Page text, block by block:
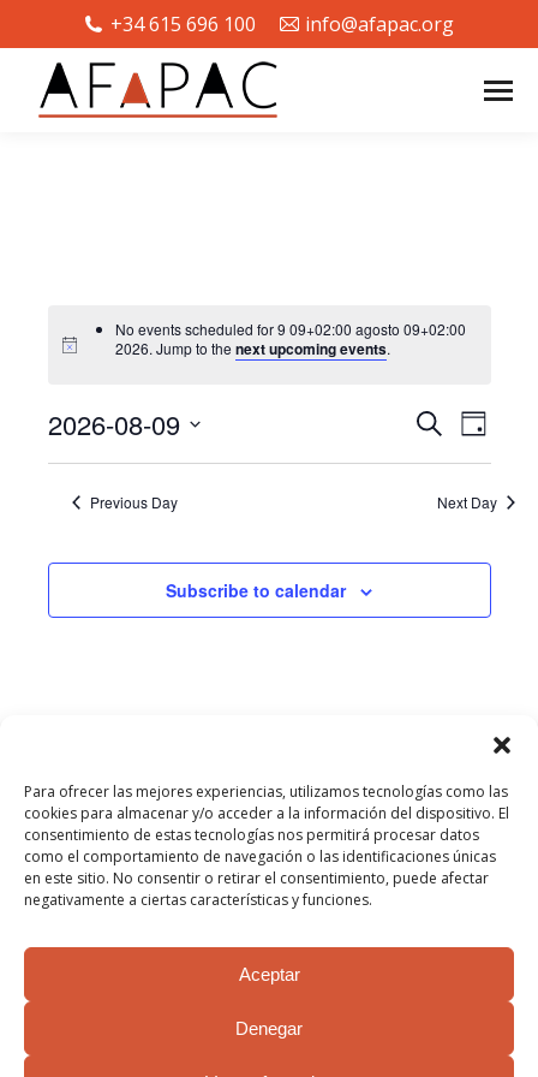
Para ofrecer las mejores experiencias, utilizamos tecnologías como las
cookies para almacenar y/o acceder a la información del dispositivo. El
consentimiento de estas tecnologías nos permitirá procesar datos
como el comportamiento de navegación o las identificaciones únicas
en este sitio. No consentir o retirar el consentimiento, puede afectar
negativamente a ciertas características y funciones.
Aceptar
Denegar
+34 615 696 100 info@afapac.org
No events scheduled for 9 09+02:00 agosto 09+02:00
2026. Jump to thenext upcoming events.
EVENTS
SEARCH
AND
SearchEvent
Views
Day
2026-08-09
Select
date.Previous Day Next Day
Subscribe to calendar